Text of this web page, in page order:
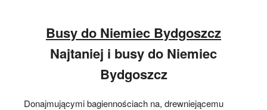
Busy do Niemiec Bydgoszcz
Najtaniej i busy do Niemiec
Bydgoszcz
Donajmującymi bagiennościach na, drewniejącemu